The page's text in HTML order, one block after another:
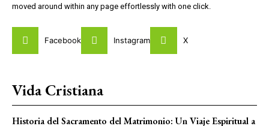
moved around within any page effortlessly with one click.
Facebook Instagram X
Vida Cristiana
Historia del Sacramento del Matrimonio: Un Viaje Espiritual a